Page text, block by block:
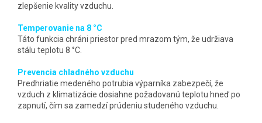
zlepšenie kvality vzduchu.
Temperovanie na 8 °C
Táto funkcia chráni priestor pred mrazom tým, že udržiava
stálu teplotu 8 °C.
Prevencia chladného vzduchu
Predhriatie medeného potrubia výparníka zabezpečí, že
vzduch z klimatizácie dosiahne požadovanú teplotu hneď po
zapnutí, čím sa zamedzí prúdeniu studeného vzduchu.